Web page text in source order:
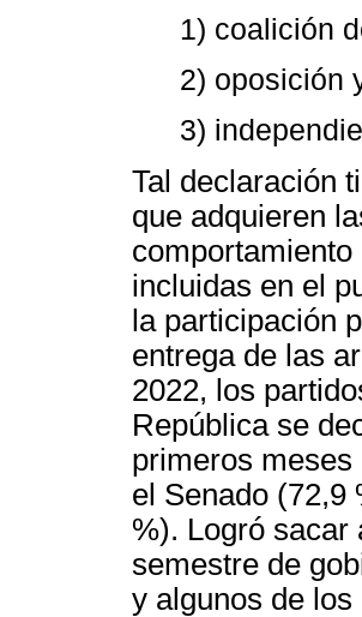
1) coalición
2) oposición
3)
Tal declaración
que adquieren
incluidas en el
la participación
entrega de las
2022, los
República se
primeros
el Senado (72,9
%). Logró sacar
semestre de
y algunos de